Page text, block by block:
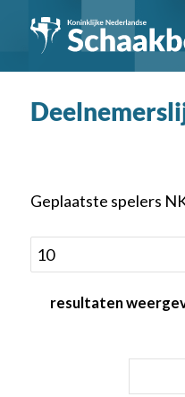
Geplaatste spelers
resultaten